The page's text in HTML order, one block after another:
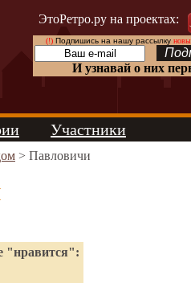
ЭтоРетро.ру на проектах:
(!)Подпишись на нашу рассылку
И узнавай о них
Участники
> Павловичи
"нравится":